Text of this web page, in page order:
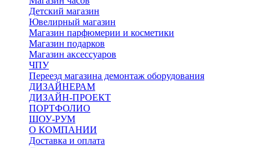
Детский магазин
Ювелирный магазин
Магазин парфюмерии и косметики
Магазин подарков
Магазин аксессуаров
ЧПУ
Переезд магазина демонтаж оборудования
ДИЗАЙНЕРАМ
ДИЗАЙН-ПРОЕКТ
ПОРТФОЛИО
ШОУ-РУМ
О КОМПАНИИ
Доставка и оплата